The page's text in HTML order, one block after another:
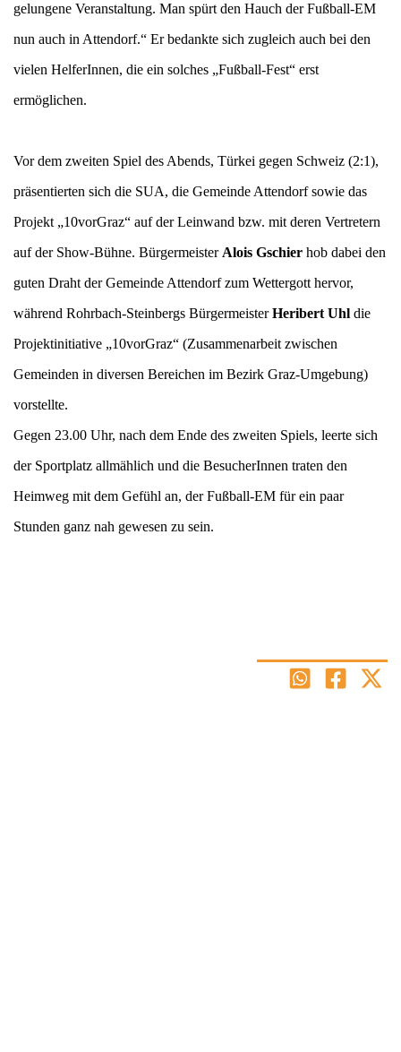
gelungene Veranstaltung. Man spürt den Hauch der Fußball-EM
nun auch in Attendorf.“ Er bedankte sich zugleich auch bei den
vielen HelferInnen, die ein solches „Fußball-Fest“ erst
ermöglichen.
Vor dem zweiten Spiel des Abends, Türkei gegen Schweiz (2:1),
präsentierten sich die SUA, die Gemeinde Attendorf sowie das
Projekt „10vorGraz“ auf der Leinwand bzw. mit deren Vertretern
auf der Show-Bühne. BürgermeisterAlois Gschier hob dabei den
guten Draht der Gemeinde Attendorf zum Wettergott hervor,
während Rohrbach-Steinbergs BürgermeisterHeribert Uhl die
Projektinitiative „10vorGraz“ (Zusammenarbeit zwischen
Gemeinden in diversen Bereichen im Bezirk Graz-Umgebung)
vorstellte.
Gegen 23.00 Uhr, nach dem Ende des zweiten Spiels, leerte sich
der Sportplatz allmählich und die BesucherInnen traten den
Heimweg mit dem Gefühl an, der Fußball-EM für ein paar
Stunden ganz nah gewesen zu sein.